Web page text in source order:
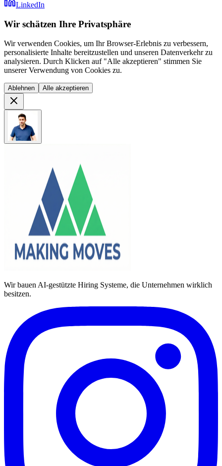
LinkedIn
Wir schätzen Ihre Privatsphäre
Wir verwenden Cookies, um Ihr Browser-Erlebnis zu verbessern,
personalisierte Inhalte bereitzustellen und unseren Datenverkehr zu
analysieren. Durch Klicken auf "Alle akzeptieren" stimmen Sie
unserer Verwendung von Cookies zu.
Ablehnen Alle akzeptieren
Wir bauen AI-gestützte Hiring Systeme, die Unternehmen wirklich
besitzen.